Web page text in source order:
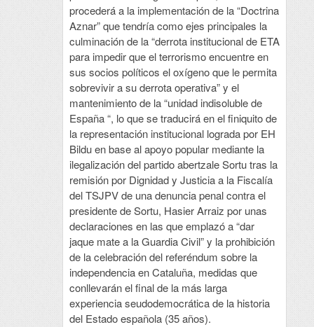
procederá a la implementación de la “Doctrina
Aznar” que tendría como ejes principales la
culminación de la “derrota institucional de ETA
para impedir que el terrorismo encuentre en
sus socios políticos el oxígeno que le permita
sobrevivir a su derrota operativa” y el
mantenimiento de la “unidad indisoluble de
España “, lo que se traducirá en el finiquito de
la representación institucional lograda por EH
Bildu en base al apoyo popular mediante la
ilegalización del partido abertzale Sortu tras la
remisión por Dignidad y Justicia a la Fiscalía
del TSJPV de una denuncia penal contra el
presidente de Sortu, Hasier Arraiz por unas
declaraciones en las que emplazó a “dar
jaque mate a la Guardia Civil” y la prohibición
de la celebración del referéndum sobre la
independencia en Cataluña, medidas que
conllevarán el final de la más larga
experiencia seudodemocrática de la historia
del Estado española (35 años).